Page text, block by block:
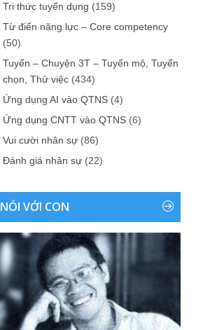
Tri thức tuyển dụng (159)
Từ điển năng lực – Core competency
(50)
Tuyển – Chuyện 3T – Tuyển mộ, Tuyển
chọn, Thử việc (434)
Ứng dụng AI vào QTNS (4)
Ứng dụng CNTT vào QTNS (6)
Vui cười nhân sự (86)
Đánh giá nhân sự (22)
NÓI VỚI CON